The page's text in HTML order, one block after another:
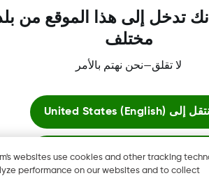
في بلدان أخرى.
Dexcom's websites use cookies and other
to analyze performance on our websites and to
إلى هذا الموقع من بلد
مختلف
لا تقلق—نحن نهتم بالأمر
United States (English)
ابقَ هنا